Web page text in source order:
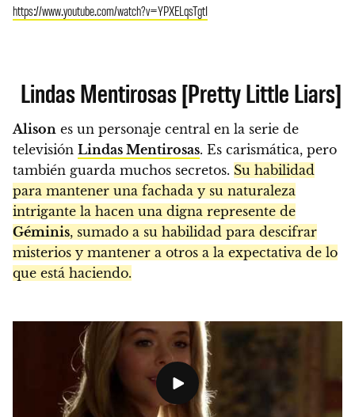
https://www.youtube.com/watch?v=YPXELqsTgtI
Lindas Mentirosas [Pretty Little Liars]
Alison es un personaje central en la serie de
televisión Lindas Mentirosas. Es carismática, pero
también guarda muchos secretos. Su habilidad
para mantener una fachada y su naturaleza
intrigante la hacen una digna represente de
Géminis, sumado a su habilidad para descifrar
misterios y mantener a otros a la expectativa de lo
que está haciendo.